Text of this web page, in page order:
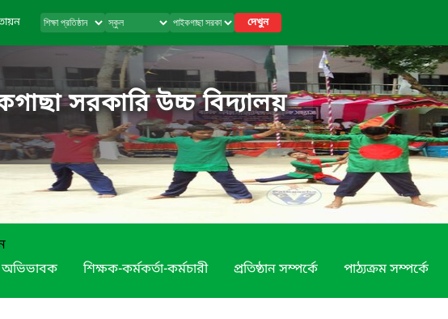
দেখুন
সরকারি উচ্চ বিদ্যালয়
অভিভাবক শিক্ষক-কর্মকর্তা-কর্মচারী প্রতিষ্ঠান সম্পর্কে পাঠ্যক্রম সম্পর্কে